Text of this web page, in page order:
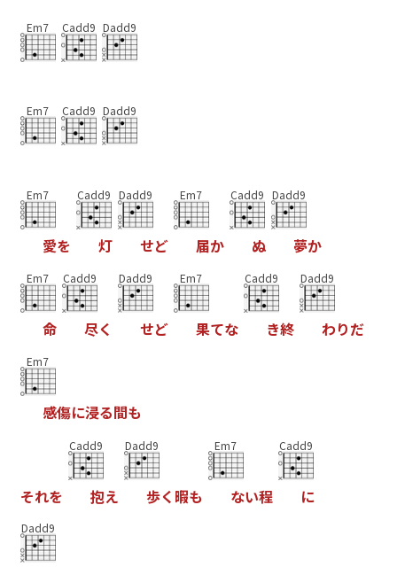
Em7 Cadd9 Dadd9
Em7 Cadd9 Dadd9
Em7
愛を
Cadd9
灯
Dadd9
せど
Em7
届か
Cadd9
ぬ
Dadd9
夢か
Em7
命
Cadd9
尽く
Dadd9
せど
Em7
果てな
Cadd9
き終
Dadd9
わりだ
Em7
感傷に浸る間も
それを
Cadd9
抱え
Dadd9
歩く 暇も
Em7
ない程
Cadd9
に
Dadd9